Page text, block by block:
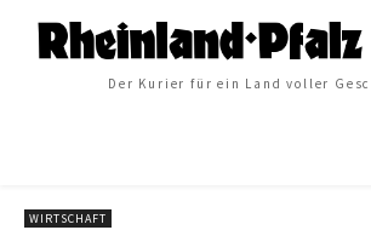
Der Kurier für ein Land voller
WIRTSCHAFT